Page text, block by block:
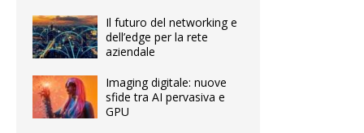
Il futuro del networking e
dell’edge per la rete
aziendale
Imaging digitale: nuove
sfide tra AI pervasiva e
GPU